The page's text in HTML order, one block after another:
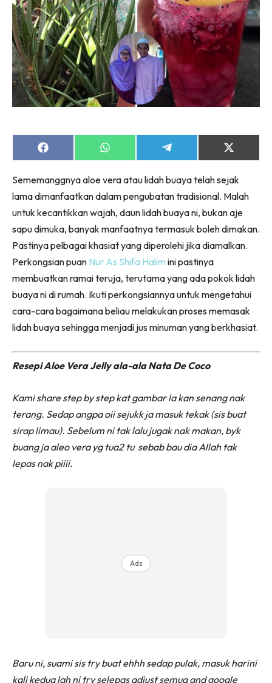
Share
on
Share
on
Share
on
Share
on
(Twitter)
Sememanggnya aloe vera atau lidah buaya telah sejak
lama dimanfaatkan dalam pengubatan tradisional. Malah
untuk kecantikkan wajah, daun lidah buaya ni, bukan aje
sapu dimuka, banyak manfaatnya termasuk boleh dimakan.
Pastinya pelbagai khasiat yang diperolehi jika diamalkan.
Perkongsian puan Nur As Shifa Halim ini pastinya
membuatkan ramai teruja, terutama yang ada pokok lidah
buaya ni di rumah. Ikuti perkongsiannya untuk mengetahui
cara-cara bagaimana beliau melakukan proses memasak
lidah buaya sehingga menjadi jus minuman yang berkhasiat.
Resepi Aloe Vera Jelly ala-ala Nata De Coco
Kami share step by step kat gambar la kan senang nak
terang. Sedap angpa oii sejukk ja masuk tekak (sis buat
sirap limau). Sebelum ni tak lalu jugak nak makan, byk
buang ja aleo vera yg tua2 tu sebab bau dia Allah tak
lepas nak piiii.
Ads
Baru ni, suami sis try buat ehhh sedap pulak, masuk harini
kali kedua lah ni try selepas adjust semua and google